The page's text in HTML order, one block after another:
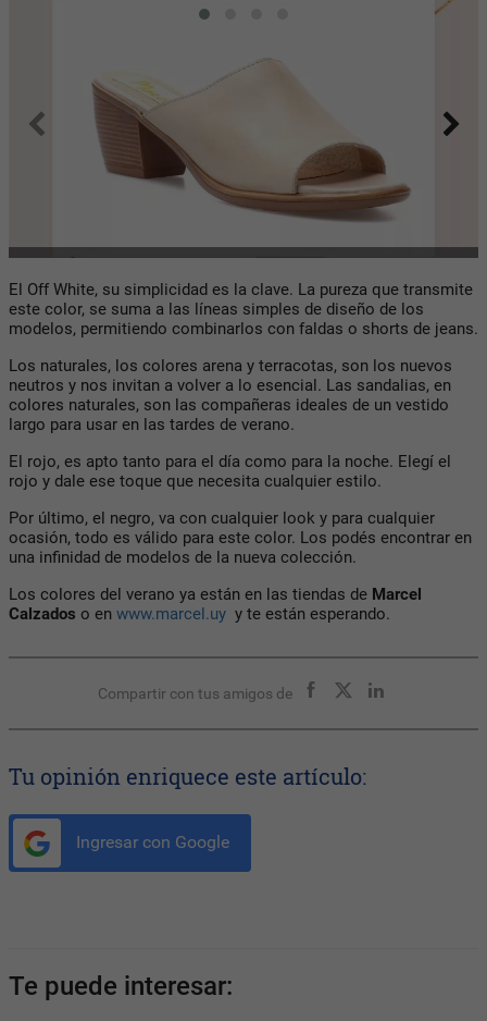
El Off White, su simplicidad es la clave. La pureza que transmite
este color, se suma a las líneas simples de diseño de los
modelos, permitiendo combinarlos con faldas o shorts de jeans.
Los naturales, los colores arena y terracotas, son los nuevos
neutros y nos invitan a volver a lo esencial. Las sandalias, en
colores naturales, son las compañeras ideales de un vestido
largo para usar en las tardes de verano.
El rojo, es apto tanto para el día como para la noche. Elegí el
rojo y dale ese toque que necesita cualquier estilo.
Por último, el negro, va con cualquier look y para cualquier
ocasión, todo es válido para este color. Los podés encontrar en
una infinidad de modelos de la nueva colección.
Los colores del verano ya están en las tiendas de Marcel
Calzados o en www.marcel.uy y te están esperando.
Compartir con tus amigos de
Tu opinión enriquece este artículo:
Ingresar con Google
Te puede interesar: